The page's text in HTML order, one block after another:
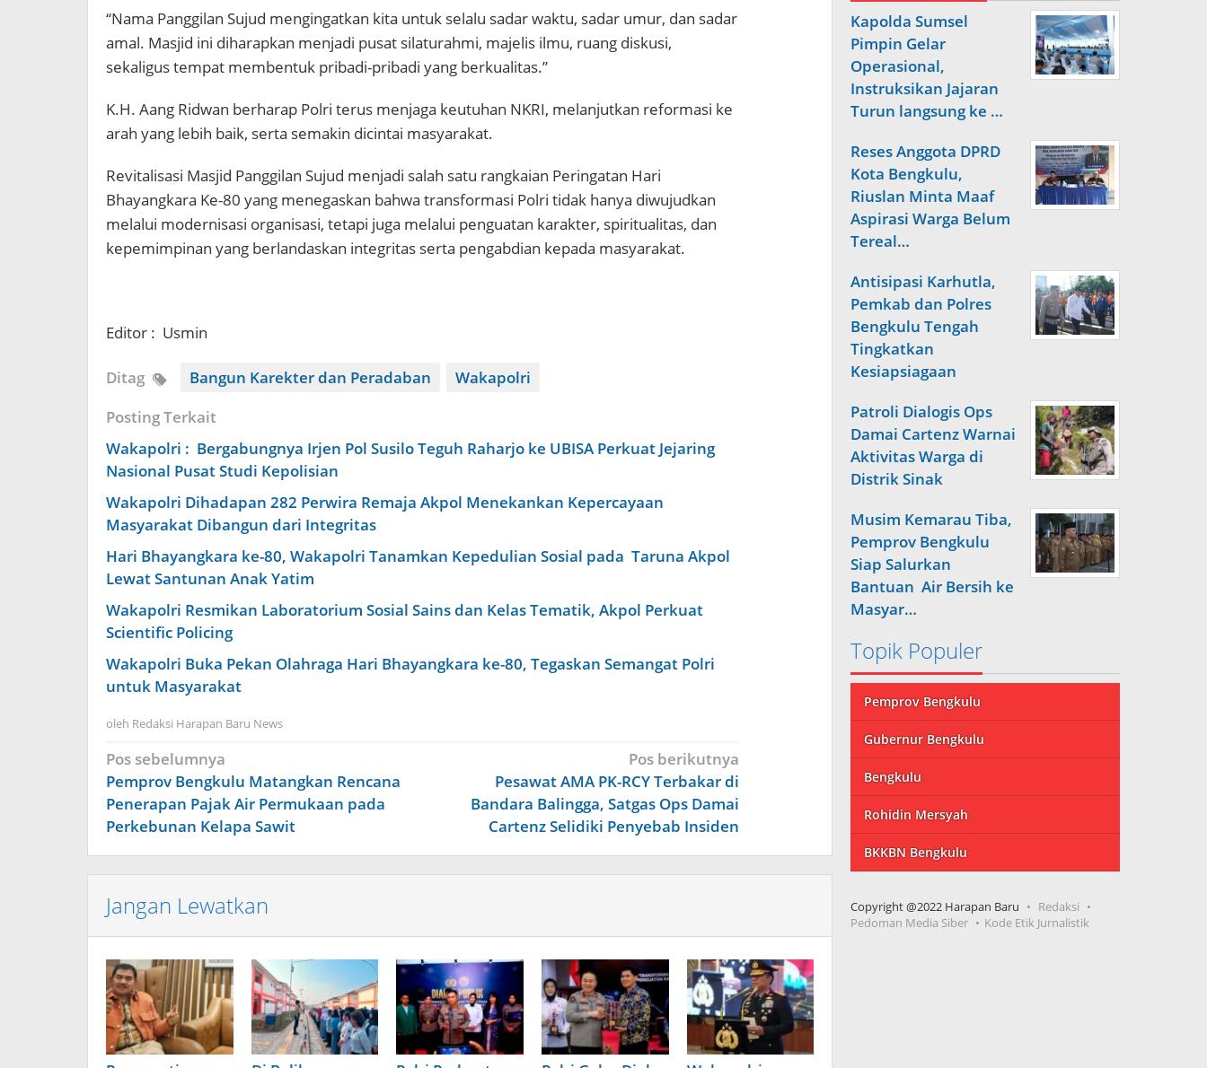
“Nama Panggilan Sujud mengingatkan kita untuk selalu sadar waktu, sadar umur, dan sadar
amal. Masjid ini diharapkan menjadi pusat silaturahmi, majelis ilmu, ruang diskusi,
sekaligus tempat membentuk pribadi-pribadi yang berkualitas.”
K.H. Aang Ridwan berharap Polri terus menjaga keutuhan NKRI, melanjutkan reformasi ke
arah yang lebih baik, serta semakin dicintai masyarakat.
Revitalisasi Masjid Panggilan Sujud menjadi salah satu rangkaian Peringatan Hari
Bhayangkara Ke-80 yang menegaskan bahwa transformasi Polri tidak hanya diwujudkan
melalui modernisasi organisasi, tetapi juga melalui penguatan karakter, spiritualitas, dan
kepemimpinan yang berlandaskan integritas serta pengabdian kepada masyarakat.
Editor : Usmin
Ditag Bangun Karekter dan Peradaban
Wakapolri
Posting Terkait
Wakapolri : Bergabungnya Irjen Pol Susilo Teguh Raharjo ke UBISA Perkuat Jejaring
Nasional Pusat Studi Kepolisian
Wakapolri Dihadapan 282 Perwira Remaja Akpol Menekankan Kepercayaan
Masyarakat Dibangun dari Integritas
Hari Bhayangkara ke-80, Wakapolri Tanamkan Kepedulian Sosial pada Taruna Akpol
Lewat Santunan Anak Yatim
Wakapolri Resmikan Laboratorium Sosial Sains dan Kelas Tematik, Akpol Perkuat
Scientific Policing
Wakapolri Buka Pekan Olahraga Hari Bhayangkara ke-80, Tegaskan Semangat Polri
untuk Masyarakat
oleh Redaksi Harapan Baru News
Navigasi
pos
Pos sebelumnya
Pemprov Bengkulu Matangkan Rencana
Penerapan Pajak Air Permukaan pada
Perkebunan Kelapa Sawit
Pos berikutnya
Pesawat AMA PK-RCY Terbakar di
Bandara Balingga, Satgas Ops Damai
Cartenz Selidiki Penyebab Insiden
Jangan Lewatkan
Kapolda Sumsel
Pimpin Gelar
Operasional,
Instruksikan Jajaran
Turun langsung ke …
Reses Anggota DPRD
Kota Bengkulu,
Riuslan Minta Maaf
Aspirasi Warga Belum
Tereal…
Antisipasi Karhutla,
Pemkab dan Polres
Bengkulu Tengah
Tingkatkan
Kesiapsiagaan
Patroli Dialogis Ops
Damai Cartenz Warnai
Aktivitas Warga di
Distrik Sinak
Musim Kemarau Tiba,
Pemprov Bengkulu
Siap Salurkan
Bantuan Air Bersih ke
Masyar…
Topik Populer
Pemprov Bengkulu
Gubernur Bengkulu
Bengkulu
Rohidin Mersyah
BKKBN Bengkulu
Copyright @2022 Harapan Baru
Redaksi
Pedoman Media Siber
Kode Etik Jurnalistik